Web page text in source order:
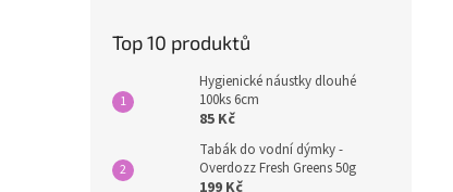
Top 10 produktů
Hygienické náustky dlouhé
100ks 6cm
85 Kč
Tabák do vodní dýmky -
Overdozz Fresh Greens 50g
199 Kč